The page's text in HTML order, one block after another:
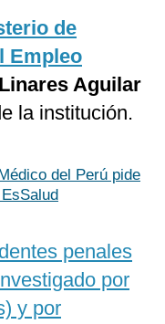
de
Empleo
Aguilar
la institución.
del Perú pide
penales
por
y por